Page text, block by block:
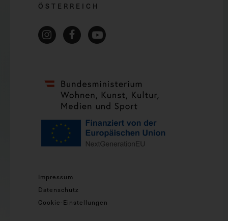
ÖSTERREICH
Impressum
Datenschutz
Cookie-Einstellungen